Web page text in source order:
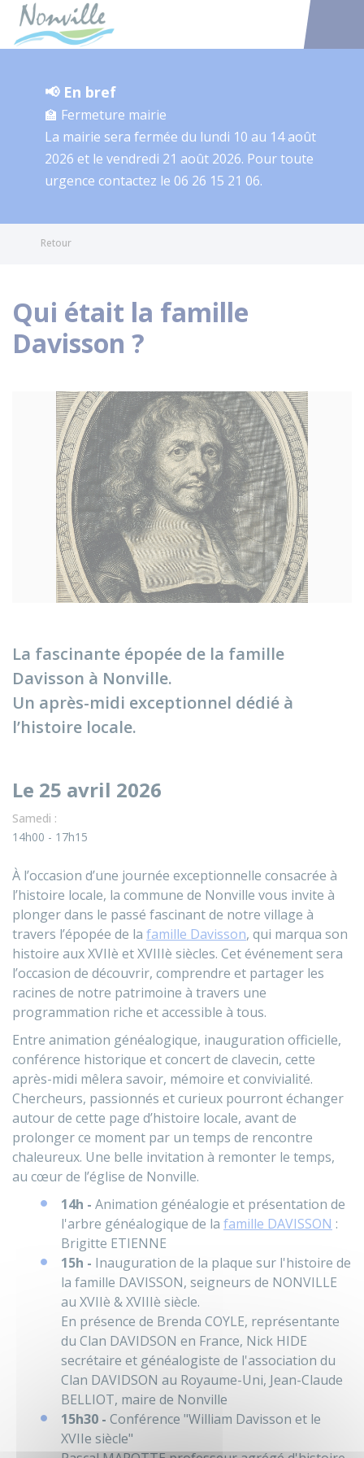
Accéder
📢 En bref
🏫 Fermeture mairie
La mairie sera fermée du lundi 10 au 14 août
2026 et le vendredi 21 août 2026. Pour toute
urgence contactez le 06 26 15 21 06.
Retour
Qui était la famille
Davisson ?
La fascinante épopée de la famille
Davisson à Nonville.
Un après-midi exceptionnel dédié à
l’histoire locale.
Le 25 avril 2026
Samedi :
14h00 - 17h15
À l’occasion d’une journée exceptionnelle consacrée à
l’histoire locale, la commune de Nonville vous invite à
plonger dans le passé fascinant de notre village à
travers l’épopée de la famille Davisson, qui marqua son
histoire aux XVIIè et XVIIIè siècles. Cet événement sera
l’occasion de découvrir, comprendre et partager les
racines de notre patrimoine à travers une
programmation riche et accessible à tous.
Entre animation généalogique, inauguration officielle,
conférence historique et concert de clavecin, cette
après-midi mêlera savoir, mémoire et convivialité.
Chercheurs, passionnés et curieux pourront échanger
autour de cette page d’histoire locale, avant de
prolonger ce moment par un temps de rencontre
chaleureux. Une belle invitation à remonter le temps,
au cœur de l’église de Nonville.
14h - Animation généalogie et présentation de
l'arbre généalogique de la famille DAVISSON :
Brigitte ETIENNE
15h - Inauguration de la plaque sur l'histoire de
la famille DAVISSON, seigneurs de NONVILLE
au XVIIè & XVIIIè siècle.
En présence de Brenda COYLE, représentante
du Clan DAVIDSON en France, Nick HIDE
secrétaire et généalogiste de l'association du
Clan DAVIDSON au Royaume-Uni, Jean-Claude
BELLIOT, maire de Nonville
15h30 - Conférence "William Davisson et le
XVIIe siècle"